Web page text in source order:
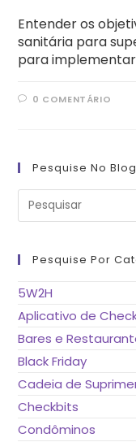
Entender os
sanitária para
para implementar
0 COMENTÁRIO
Pesquise No Blog
Pesquise Por
5W2H
Aplicativo de
Bares e
Black Friday
Cadeia de
Checkbits
Condôminos